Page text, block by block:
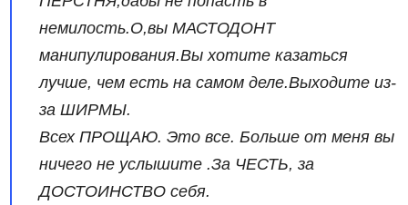
немилость.О,вы МАСТОДОНТ
манипулирования.Вы хотите казаться
лучше, чем есть на самом деле.Выходите из-
за ШИРМЫ.
Всех ПРОЩАЮ. Это все. Больше от меня вы
ничего не услышите .За ЧЕСТЬ, за
ДОСТОИНСТВО себя.